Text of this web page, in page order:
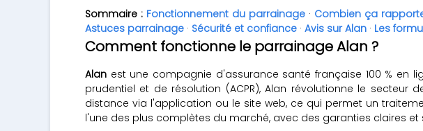
Sommaire : Fonctionnement du parrainage · Combien ça
Astuces parrainage · Sécurité et confiance · Avis sur Alan · Les
Comment fonctionne le parrainage Alan ?
Alan est une compagnie d'assurance santé française 100 % en
prudentiel et de résolution (ACPR), Alan révolutionne le
distance via l'application ou le site web, ce qui permet un
l'une des plus complètes du marché, avec des garanties claires